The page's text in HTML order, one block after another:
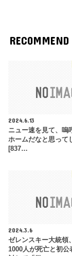
RECOMMEND
2024.6.13
ニュー速を見て、嗚
ホームだなと思って
[837…
2024.3.6
ゼレンスキー大統領
1000人が死亡と初公